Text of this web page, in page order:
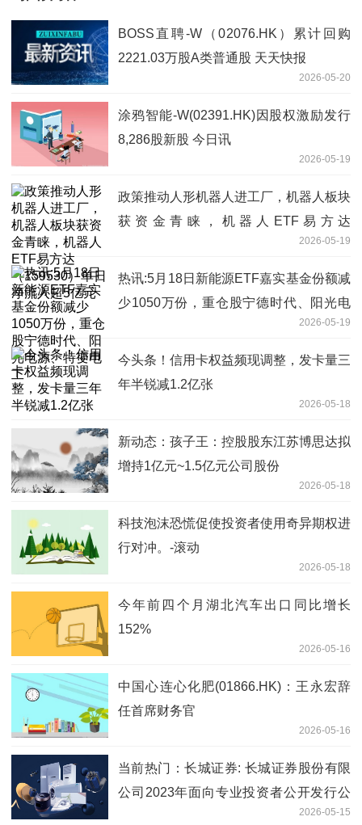
BOSS直聘-W（02076.HK）累计回购
2221.03万股A类普通股 天天快报
2026-05-20
涂鸦智能-W(02391.HK)因股权激励发行
8,286股新股 今日讯
2026-05-19
政策推动人形机器人进工厂，机器人板块
获资金青睐，机器人ETF易方达
2026-05-19
热讯:5月18日新能源ETF嘉实基金份额减
少1050万份，重仓股宁德时代、阳光电
2026-05-19
今头条！信用卡权益频现调整，发卡量三
年半锐减1.2亿张
2026-05-18
新动态：孩子王：控股股东江苏博思达拟
增持1亿元~1.5亿元公司股份
2026-05-18
科技泡沫恐慌促使投资者使用奇异期权进
行对冲。-滚动
2026-05-18
今年前四个月湖北汽车出口同比增长
152%
2026-05-16
中国心连心化肥(01866.HK)：王永宏辞
任首席财务官
2026-05-16
当前热门：长城证券: 长城证券股份有限
公司2023年面向专业投资者公开发行公
司债券（第三期）（品种一）付息兑付暨
2026-05-15